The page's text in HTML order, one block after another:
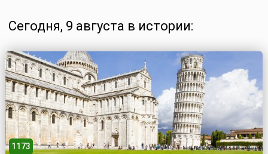
Сегодня, 9 августа в истории:
1173